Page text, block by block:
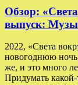
Обзор:
выпуск:
2022, «Света
новогоднюю
же, и это много
Придумать